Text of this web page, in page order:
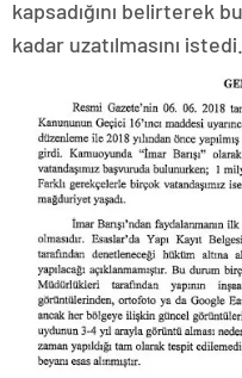
kapsadığını belirterek
kadar uzatılmasını istedi.